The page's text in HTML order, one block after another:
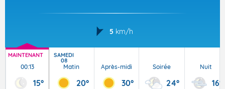
5 km/h
MAINTENANT
00:13
15°
SAMEDI
08
Matin
20°
Après-midi
30°
Soirée
24°
Nuit
16°